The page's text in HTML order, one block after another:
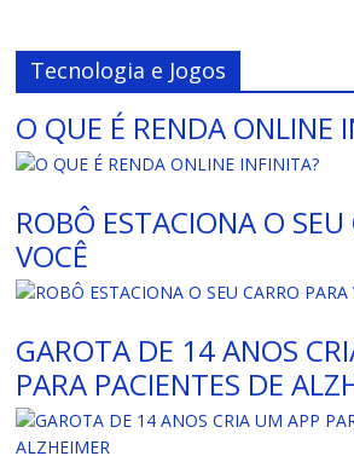
Tecnologia e Jogos
O QUE É RENDA ONLINE
ROBÔ ESTACIONA O
VOCÊ
GAROTA DE 14 ANOS
PARA PACIENTES DE